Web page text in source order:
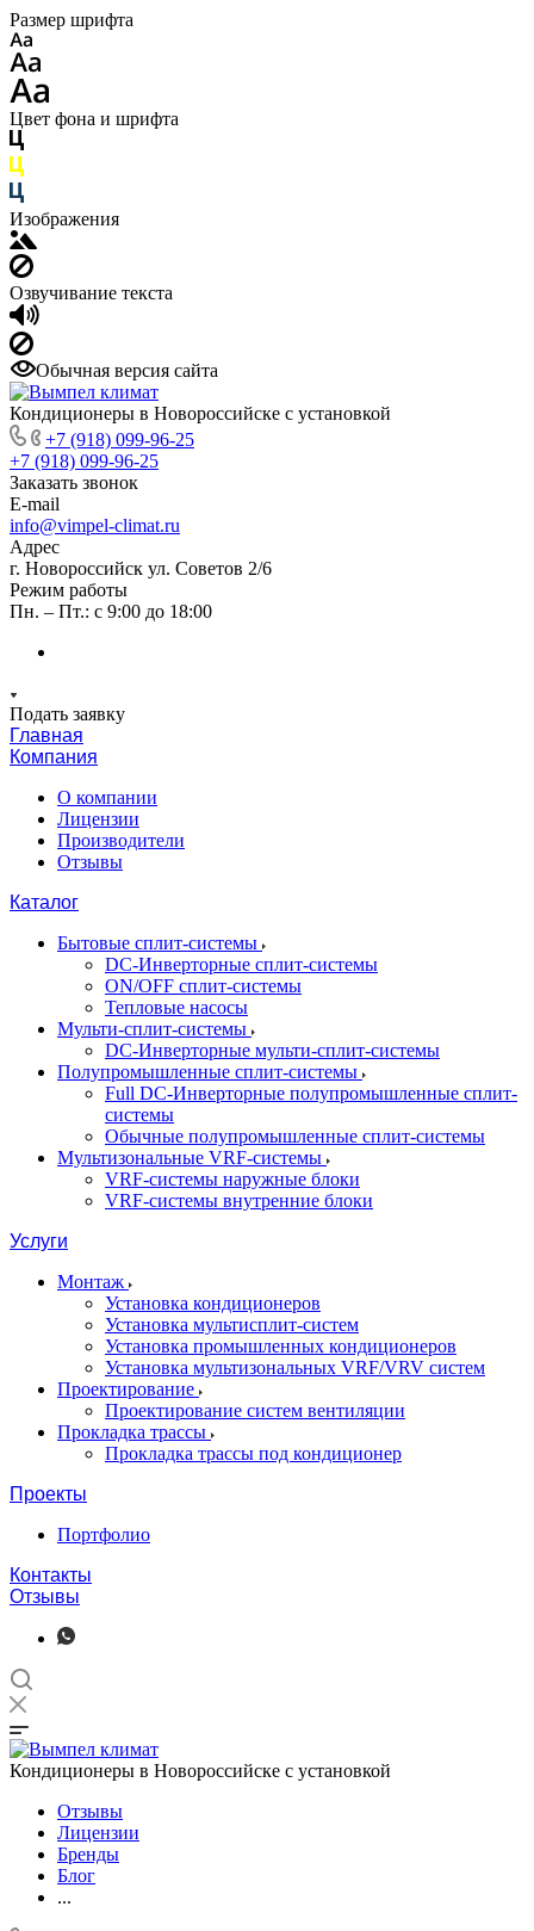
Размер шрифта
Цвет фона и шрифта
Изображения
Озвучивание текста
Обычная версия сайта
Кондиционеры в Новороссийске с установкой
+7 (918) 099-96-25
+7 (918) 099-96-25
Заказать звонок
E-mail
info@vimpel-climat.ru
Адрес
г. Новороссийск ул. Советов 2/6
Режим работы
Пн. – Пт.: с 9:00 до 18:00
Подать заявку
Главная
Компания
О компании
Лицензии
Производители
Отзывы
Каталог
Бытовые сплит-системы
DC-Инверторные сплит-системы
ON/OFF сплит-системы
Тепловые насосы
Мульти-сплит-системы
DC-Инверторные мульти-сплит-системы
Полупромышленные сплит-системы
Full DC-Инверторные полупромышленные сплит-
системы
Обычные полупромышленные сплит-системы
Мультизональные VRF-системы
VRF-системы наружные блоки
VRF-системы внутренние блоки
Услуги
Монтаж
Установка кондиционеров
Установка мультисплит-систем
Установка промышленных кондиционеров
Установка мультизональных VRF/VRV систем
Проектирование
Проектирование систем вентиляции
Прокладка трассы
Прокладка трассы под кондиционер
Проекты
Портфолио
Контакты
Отзывы
Кондиционеры в Новороссийске с установкой
Отзывы
Лицензии
Бренды
Блог
...